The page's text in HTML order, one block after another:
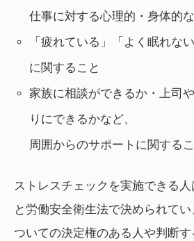
仕事に対する心理的・身体的
「疲れている」「よく眠れな
に関すること
家族に相談ができるか・上司
りにできるかなど、
周囲からのサポートに関する
ストレスチェックを実施できる
と労働安全衛生法で決められて
ついての決定権のある人や判断す